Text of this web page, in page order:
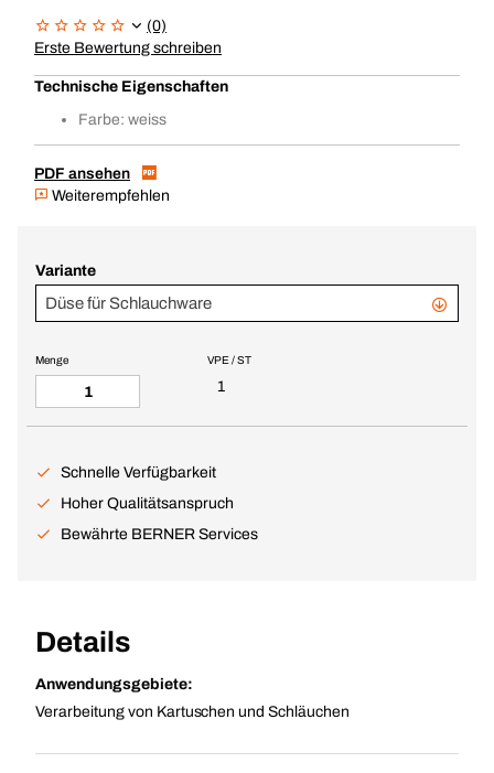
(0)
Erste Bewertung schreiben
Technische Eigenschaften
Farbe: weiss
PDF ansehen
Weiterempfehlen
Variante
Düse für Schlauchware
VPE / ST
1
Menge
Schnelle Verfügbarkeit
Hoher Qualitätsanspruch
Bewährte BERNER Services
Details
Anwendungsgebiete:
Verarbeitung von Kartuschen und Schläuchen